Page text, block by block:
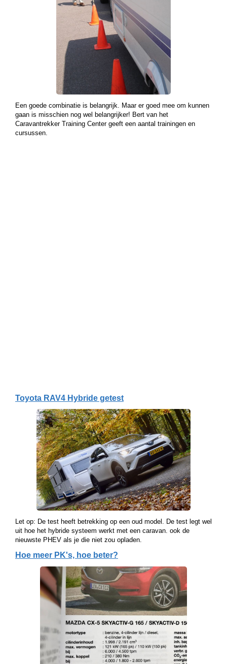
Een goede combinatie is belangrijk. Maar er goed mee om kunnen
gaan is misschien nog wel belangrijker! Bert van het
Caravantrekker Training Center geeft een aantal trainingen en
cursussen.
Toyota RAV4 Hybride getest
Let op: De test heeft betrekking op een oud model. De test legt wel
uit hoe het hybride systeem werkt met een caravan. ook de
nieuwste PHEV als je die niet zou opladen.
Hoe meer PK's, hoe beter?